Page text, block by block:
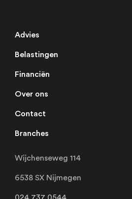
Advies
Belastingen
Financiën
Over ons
Contact
Branches
Wijchenseweg 114
6538 SX Nijmegen
024 737 0544